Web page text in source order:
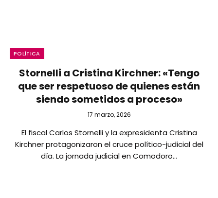
POLÍTICA
Stornelli a Cristina Kirchner: «Tengo
que ser respetuoso de quienes están
siendo sometidos a proceso»
17 marzo, 2026
El fiscal Carlos Stornelli y la expresidenta Cristina
Kirchner protagonizaron el cruce político-judicial del
día. La jornada judicial en Comodoro…